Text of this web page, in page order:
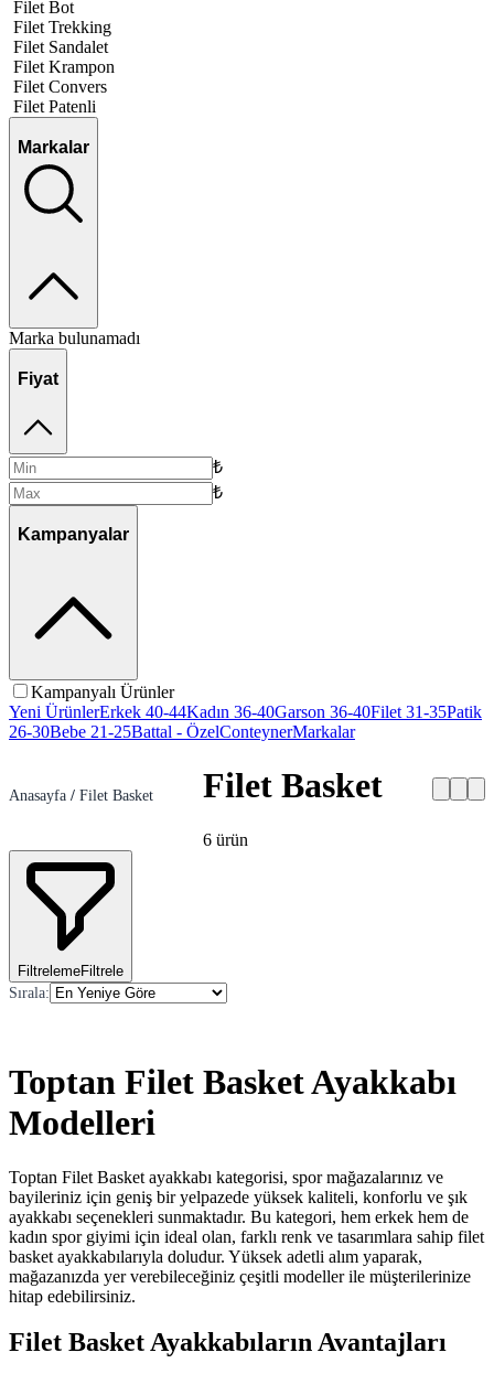
Filet Bot
Filet Trekking
Filet Sandalet
Filet Krampon
Filet Convers
Filet Patenli
Markalar
Marka bulunamadı
Fiyat
₺
₺
Kampanyalar
Kampanyalı Ürünler
Yeni ÜrünlerErkek 40-44Kadın 36-40Garson 36-40Filet 31-35Patik
26-30Bebe 21-25Battal - ÖzelConteynerMarkalar
Anasayfa / Filet Basket Filet Basket
6 ürün
FiltrelemeFiltrele
Sırala:
Toptan Filet Basket Ayakkabı
Modelleri
Toptan Filet Basket ayakkabı kategorisi, spor mağazalarınız ve
bayileriniz için geniş bir yelpazede yüksek kaliteli, konforlu ve şık
ayakkabı seçenekleri sunmaktadır. Bu kategori, hem erkek hem de
kadın spor giyimi için ideal olan, farklı renk ve tasarımlara sahip filet
basket ayakkabılarıyla doludur. Yüksek adetli alım yaparak,
mağazanızda yer verebileceğiniz çeşitli modeller ile müşterilerinize
hitap edebilirsiniz.
Filet Basket Ayakkabıların Avantajları